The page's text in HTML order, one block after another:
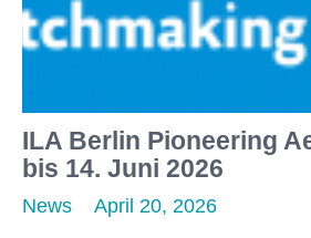
ILA Berlin Pioneering
bis 14. Juni 2026
News April 20, 2026